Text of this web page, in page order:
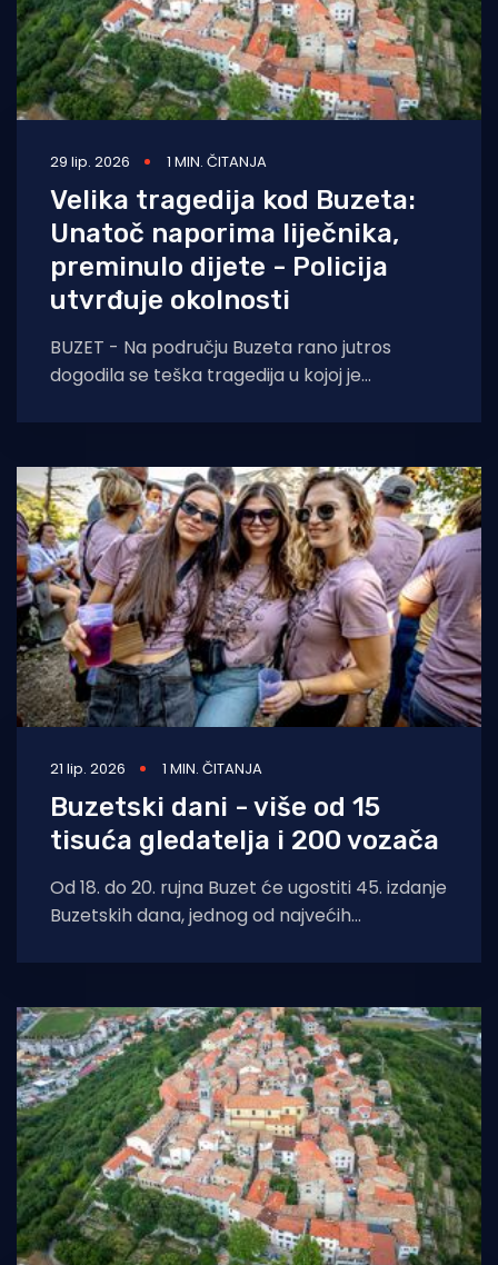
29 lip. 2026 1 MIN. ČITANJA
Velika tragedija kod Buzeta:
Unatoč naporima liječnika,
preminulo dijete - Policija
utvrđuje okolnosti
BUZET - Na području Buzeta rano jutros
dogodila se teška tragedija u kojoj je
Policijska uprava
21 lip. 2026 1 MIN. ČITANJA
Buzetski dani - više od 15
tisuća gledatelja i 200 vozača
Od 18. do 20. rujna Buzet će ugostiti 45. izdanje
Buzetskih dana, jednog od najvećih